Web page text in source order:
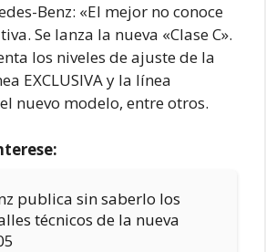
Benz: «El mejor no conoce
Se lanza la nueva «Clase C».
los niveles de ajuste de la
EXCLUSIVA y la línea
nuevo modelo, entre otros.
publica sin saberlo los
técnicos de la nueva